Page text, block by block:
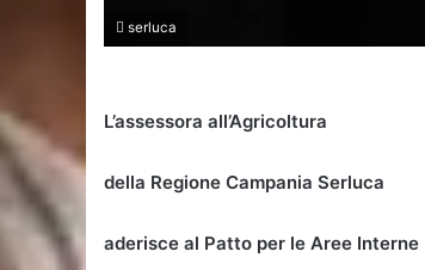
serluca
L’assessora all’Agricoltura
della Regione Campania Serluca
aderisce al Patto per le Aree Interne